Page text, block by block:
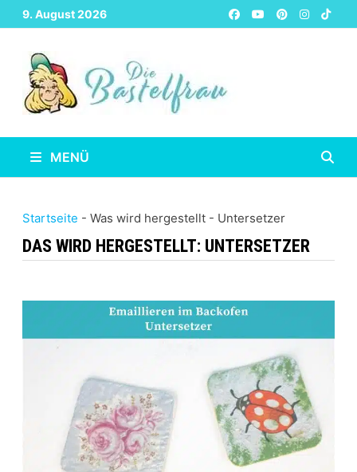
Zurück
zum
Inhalt
9. August 2026
MENÜ
Startseite - Was wird hergestellt- Untersetzer
DAS WIRD HERGESTELLT: UNTERSETZER